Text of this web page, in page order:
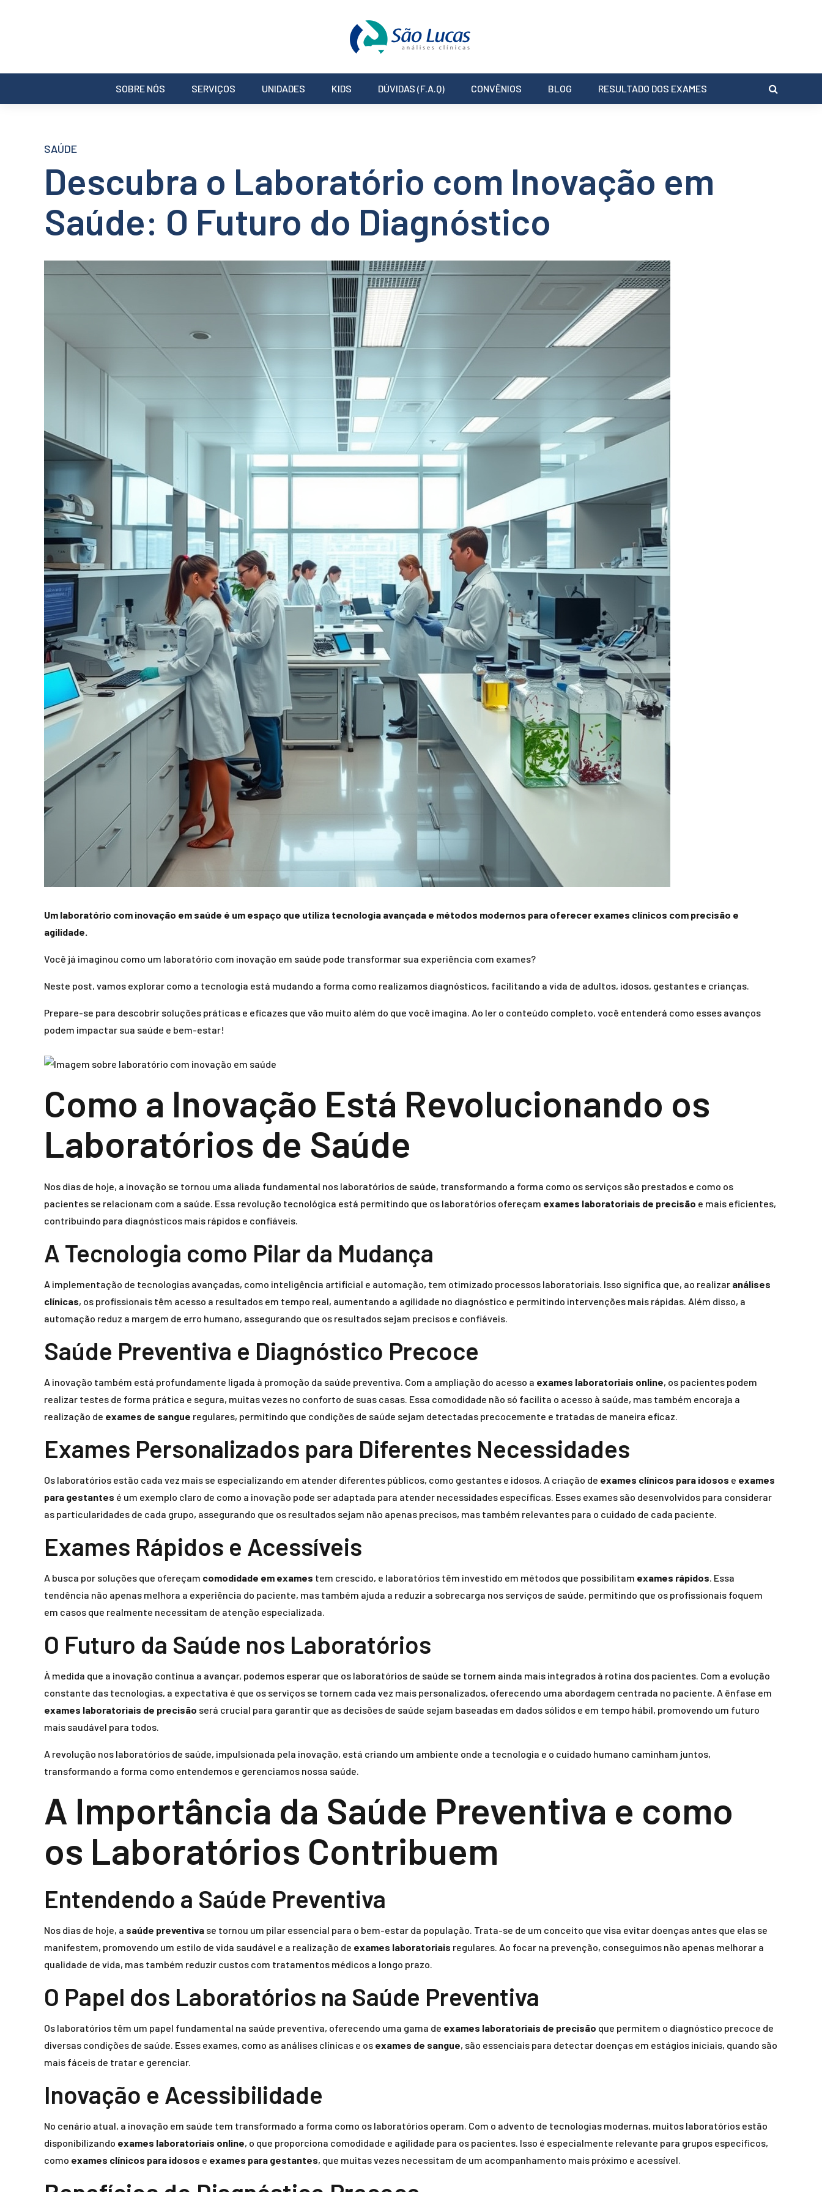
SOBRE NÓS SERVIÇOS UNIDADES KIDS DÚVIDAS (F.A.Q) CONVÊNIOS BLOG RESULTADO DOS EXAMES
SAÚDE
Descubra o Laboratório com Inovação em
Saúde: O Futuro do Diagnóstico
Um laboratório com inovação em saúde é um espaço que utiliza tecnologia avançada e métodos modernos para oferecer exames clínicos com precisão e
agilidade.
Você já imaginou como um laboratório com inovação em saúde pode transformar sua experiência com exames?
Neste post, vamos explorar como a tecnologia está mudando a forma como realizamos diagnósticos, facilitando a vida de adultos, idosos, gestantes e crianças.
Prepare-se para descobrir soluções práticas e eficazes que vão muito além do que você imagina. Ao ler o conteúdo completo, você entenderá como esses avanços
podem impactar sua saúde e bem-estar!
Como a Inovação Está Revolucionando os
Laboratórios de Saúde
Nos dias de hoje, a inovação se tornou uma aliada fundamental nos laboratórios de saúde, transformando a forma como os serviços são prestados e como os
pacientes se relacionam com a saúde. Essa revolução tecnológica está permitindo que os laboratórios ofereçam exames laboratoriais de precisão e mais eficientes,
contribuindo para diagnósticos mais rápidos e confiáveis.
A Tecnologia como Pilar da Mudança
A implementação de tecnologias avançadas, como inteligência artificial e automação, tem otimizado processos laboratoriais. Isso significa que, ao realizar análises
clínicas, os profissionais têm acesso a resultados em tempo real, aumentando a agilidade no diagnóstico e permitindo intervenções mais rápidas. Além disso, a
automação reduz a margem de erro humano, assegurando que os resultados sejam precisos e confiáveis.
Saúde Preventiva e Diagnóstico Precoce
A inovação também está profundamente ligada à promoção da saúde preventiva. Com a ampliação do acesso a exames laboratoriais online, os pacientes podem
realizar testes de forma prática e segura, muitas vezes no conforto de suas casas. Essa comodidade não só facilita o acesso à saúde, mas também encoraja a
realização de exames de sangue regulares, permitindo que condições de saúde sejam detectadas precocemente e tratadas de maneira eficaz.
Exames Personalizados para Diferentes Necessidades
Os laboratórios estão cada vez mais se especializando em atender diferentes públicos, como gestantes e idosos. A criação de exames clínicos para idosos e exames
para gestantes é um exemplo claro de como a inovação pode ser adaptada para atender necessidades específicas. Esses exames são desenvolvidos para considerar
as particularidades de cada grupo, assegurando que os resultados sejam não apenas precisos, mas também relevantes para o cuidado de cada paciente.
Exames Rápidos e Acessíveis
A busca por soluções que ofereçam comodidade em exames tem crescido, e laboratórios têm investido em métodos que possibilitam exames rápidos. Essa
tendência não apenas melhora a experiência do paciente, mas também ajuda a reduzir a sobrecarga nos serviços de saúde, permitindo que os profissionais foquem
em casos que realmente necessitam de atenção especializada.
O Futuro da Saúde nos Laboratórios
À medida que a inovação continua a avançar, podemos esperar que os laboratórios de saúde se tornem ainda mais integrados à rotina dos pacientes. Com a evolução
constante das tecnologias, a expectativa é que os serviços se tornem cada vez mais personalizados, oferecendo uma abordagem centrada no paciente. A ênfase em
exames laboratoriais de precisão será crucial para garantir que as decisões de saúde sejam baseadas em dados sólidos e em tempo hábil, promovendo um futuro
mais saudável para todos.
A revolução nos laboratórios de saúde, impulsionada pela inovação, está criando um ambiente onde a tecnologia e o cuidado humano caminham juntos,
transformando a forma como entendemos e gerenciamos nossa saúde.
A Importância da Saúde Preventiva e como
os Laboratórios Contribuem
Entendendo a Saúde Preventiva
Nos dias de hoje, a saúde preventiva se tornou um pilar essencial para o bem-estar da população. Trata-se de um conceito que visa evitar doenças antes que elas se
manifestem, promovendo um estilo de vida saudável e a realização de exames laboratoriais regulares. Ao focar na prevenção, conseguimos não apenas melhorar a
qualidade de vida, mas também reduzir custos com tratamentos médicos a longo prazo.
O Papel dos Laboratórios na Saúde Preventiva
Os laboratórios têm um papel fundamental na saúde preventiva, oferecendo uma gama de exames laboratoriais de precisão que permitem o diagnóstico precoce de
diversas condições de saúde. Esses exames, como as análises clínicas e os exames de sangue, são essenciais para detectar doenças em estágios iniciais, quando são
mais fáceis de tratar e gerenciar.
Inovação e Acessibilidade
No cenário atual, a inovação em saúde tem transformado a forma como os laboratórios operam. Com o advento de tecnologias modernas, muitos laboratórios estão
disponibilizando exames laboratoriais online, o que proporciona comodidade e agilidade para os pacientes. Isso é especialmente relevante para grupos específicos,
como exames clínicos para idosos e exames para gestantes, que muitas vezes necessitam de um acompanhamento mais próximo e acessível.